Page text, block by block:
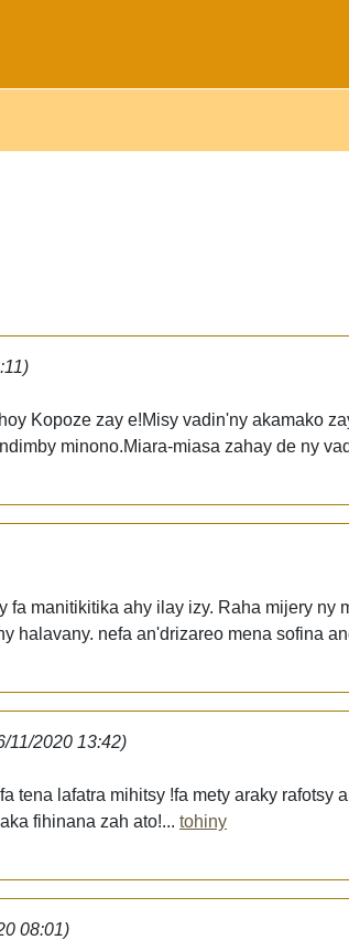
Kopoze zay e!Misy vadin'ny akamako
minono.Miara-miasa zahay de ny
fa manitikitika ahy ilay izy. Raha mijery ny
halavany. nefa an'drizareo mena sofina
11/2020 13:42)
tena lafatra mihitsy !fa mety araky rafotsy
fihinana zah ato!... tohiny
08:01)